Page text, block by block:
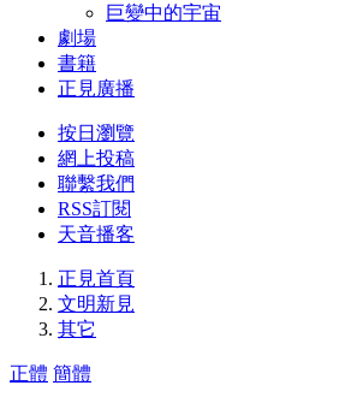
巨變中的宇宙
劇場
書籍
正見廣播
按日瀏覽
網上投稿
聯繫我們
RSS訂閱
天音播客
正見首頁
文明新見
其它
正體 簡體